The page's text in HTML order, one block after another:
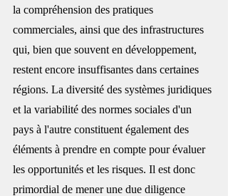
la compréhension des pratiques
commerciales, ainsi que des infrastructures
qui, bien que souvent en développement,
restent encore insuffisantes dans certaines
régions. La diversité des systèmes juridiques
et la variabilité des normes sociales d'un
pays à l'autre constituent également des
éléments à prendre en compte pour évaluer
les opportunités et les risques. Il est donc
primordial de mener une due diligence